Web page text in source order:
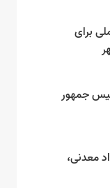
برای
جمهور
معدنی،